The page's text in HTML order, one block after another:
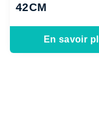
42CM
En savoir